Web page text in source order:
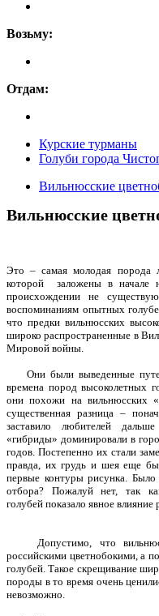
Возьму:
Отдам:
Курские турманы
Голуби города
Вильнюсские
Вильнюсские
Это – самая молодая порода
которой заложены в начале
происхождении не
воспоминаниям опытных
что предки вильнюсских
широко распространенные в
Мировой войны.
Они были выведенные
времена пород высоколетных
они похожи на вильнюсских
существенная разница –
заставило любителей
«гибриды» доминировали в
годов. Постепенно их стали
правда, их грудь и шея еще
первые контуры рисунка. Было
отбора? Пожалуй нет, так
голубей показало явное влияние
Допустимо, что
российскими цветнобокими, а
голубей. Такое скрещивание
породы в то время очень
невозможно.